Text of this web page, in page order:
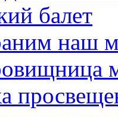
балет
наш